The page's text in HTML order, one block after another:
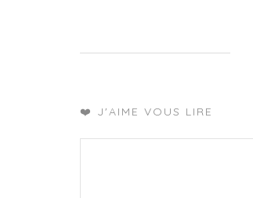
❤️ J'AIME VOUS LIRE